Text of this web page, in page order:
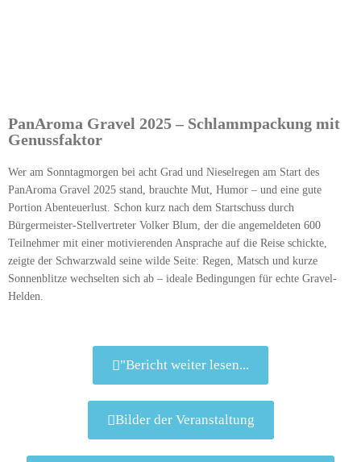
PanAroma Gravel 2025 – Schlammpackung mit
Genussfaktor
Wer am Sonntagmorgen bei acht Grad und Nieselregen am Start des
PanAroma Gravel 2025 stand, brauchte Mut, Humor – und eine gute
Portion Abenteuerlust. Schon kurz nach dem Startschuss durch
Bürgermeister-Stellvertreter Volker Blum, der die angemeldeten 600
Teilnehmer mit einer motivierenden Ansprache auf die Reise schickte,
zeigte der Schwarzwald seine wilde Seite: Regen, Matsch und kurze
Sonnenblitze wechselten sich ab – ideale Bedingungen für echte Gravel-
Helden.
"Bericht weiter lesen...
Bilder der Veranstaltung